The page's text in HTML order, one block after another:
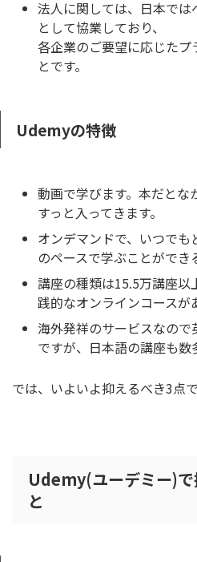
法人に関しては、日本で
として協業しており、
各企業のご要望に応じた
とです。
Udemyの特徴
動画で学びます。本だと
すっと入ってきます。
オンデマンドで、いつで
のペースで学ぶことができ
講座の種類は15.5万講座以
践的なオンラインコースが
海外発祥のサービスなの
ですが、日本語の講座も数
では、いよいよ抑えるべき3点で
Udemy(ユーデミー)で
と